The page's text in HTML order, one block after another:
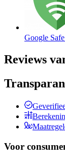
Google
Reviews
Voor